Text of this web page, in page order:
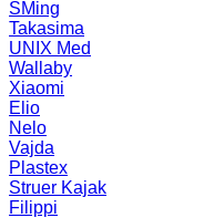
SMing
Takasima
UNIX Med
Wallaby
Xiaomi
Elio
Nelo
Vajda
Plastex
Struer Kajak
Filippi